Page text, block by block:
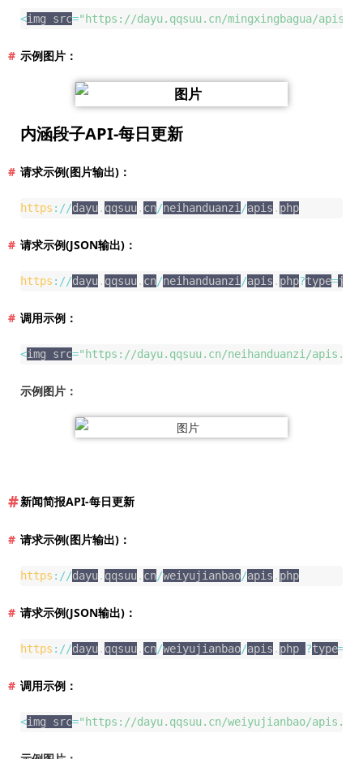
<img src="https://dayu.qqsuu.cn/mingxingbagua/
示例图片：
内涵段子API-每日更新
请求示例(图片输出)：
https : //dayu. qqsuu. cn/neihanduanzi /apis . php
请求示例(JSON输出)：
https : //dayu. qqsuu. cn/neihanduanzi /apis . php?type=json
调用示例：
<img src="https://dayu.qqsuu.cn/neihanduanzi/
示例图片：
新闻简报API-每日更新
请求示例(图片输出)：
https : //dayu. qqsuu. cn/weiyujianbao/apis . php
请求示例(JSON输出)：
https : //dayu. qqsuu. cn/weiyujianbao/apis . php ?type=
调用示例：
<img src="https://dayu.qqsuu.cn/weiyujianbao/